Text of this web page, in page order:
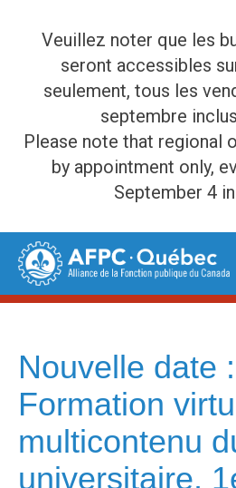
Veuillez noter que les
seront accessibles
seulement, tous les
septembre
Please note that regional
by appointment only,
September 4
Skip
content
Nouvelle date :
Formation
multicontenu
universitaire,